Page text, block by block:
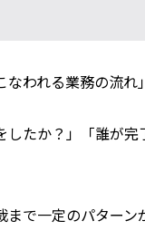
われる業務の流れ
たか？」「誰が
で一定のパターン